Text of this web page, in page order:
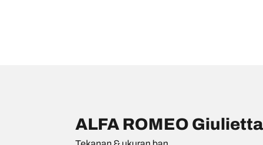
ALFA ROMEO